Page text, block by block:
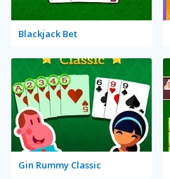
Blackjack Bet
Gin Rummy Classic